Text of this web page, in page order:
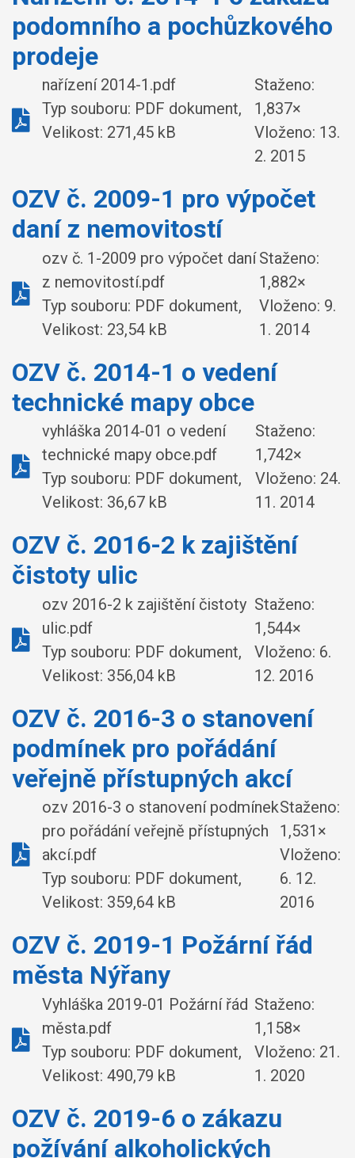
podomního a pochůzkového
prodeje
nařízení 2014-1.pdf
Typ souboru: PDF dokument,
Velikost: 271,45 kB
Staženo:
1,837×
Vloženo: 13.
2. 2015
OZV č. 2009-1 pro výpočet
daní z nemovitostí
ozv č. 1-2009 pro výpočet daní
z nemovitostí.pdf
Typ souboru: PDF dokument,
Velikost: 23,54 kB
Staženo:
1,882×
Vloženo: 9.
1. 2014
OZV č. 2014-1 o vedení
technické mapy obce
vyhláška 2014-01 o vedení
technické mapy obce.pdf
Typ souboru: PDF dokument,
Velikost: 36,67 kB
Staženo:
1,742×
Vloženo: 24.
11. 2014
OZV č. 2016-2 k zajištění
čistoty ulic
ozv 2016-2 k zajištění čistoty
ulic.pdf
Typ souboru: PDF dokument,
Velikost: 356,04 kB
Staženo:
1,544×
Vloženo: 6.
12. 2016
OZV č. 2016-3 o stanovení
podmínek pro pořádání
veřejně přístupných akcí
ozv 2016-3 o stanovení podmínek
pro pořádání veřejně přístupných
akcí.pdf
Typ souboru: PDF dokument,
Velikost: 359,64 kB
Staženo:
1,531×
Vloženo:
6. 12.
2016
OZV č. 2019-1 Požární řád
města Nýřany
Vyhláška 2019-01 Požární řád
města.pdf
Typ souboru: PDF dokument,
Velikost: 490,79 kB
Staženo:
1,158×
Vloženo: 21.
1. 2020
OZV č. 2019-6 o zákazu
požívání alkoholických